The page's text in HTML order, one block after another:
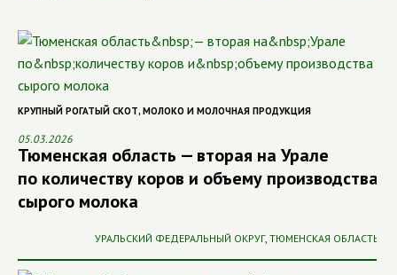
КРУПНЫЙ РОГАТЫЙ СКОТ, МОЛОКО И МОЛОЧНАЯ ПРОДУКЦИЯ
05.03.2026
Тюменская область — вторая на Урале
по количеству коров и объему производства
сырого молока
УРАЛЬСКИЙ ФЕДЕРАЛЬНЫЙ ОКРУГ, ТЮМЕНСКАЯ ОБЛАСТЬ